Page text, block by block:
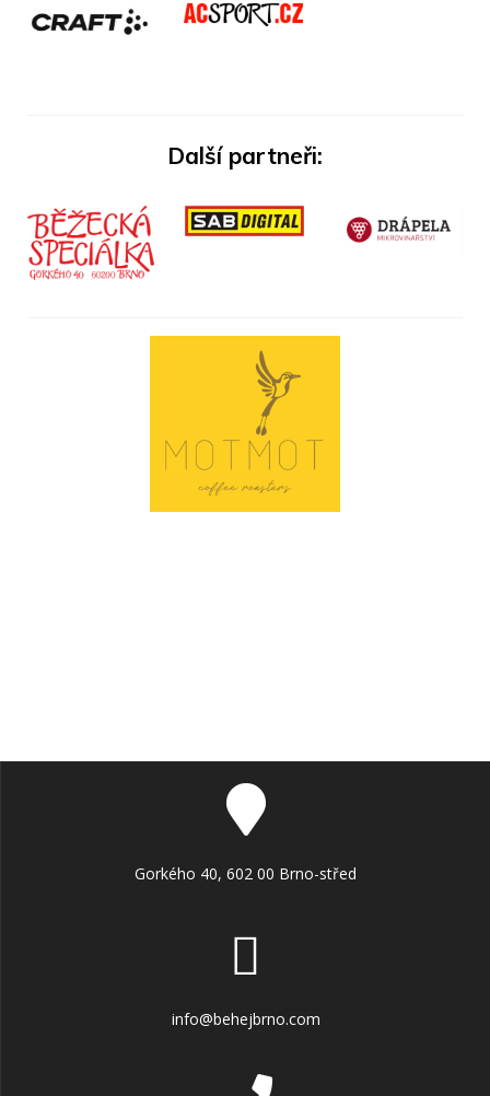
Další partneři:
Gorkého 40, 602 00 Brno-střed
info@behejbrno.com